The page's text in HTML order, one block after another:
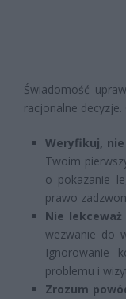
Świadomość
racjonalne
Weryfikuj,
Twoim
o pokazanie
prawo
Nie lekceważ
wezwanie do
Ignorowanie
problemu i
Zrozum